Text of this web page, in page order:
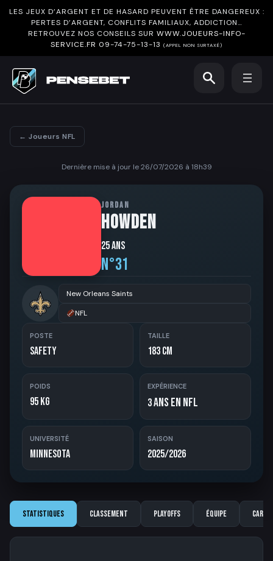
LES JEUX D’ARGENT ET DE HASARD PEUVENT ÊTRE DANGEREUX :
PERTES D’ARGENT, CONFLITS FAMILIAUX, ADDICTION…
RETROUVEZ NOS CONSEILS SUR WWW.JOUEURS-INFO-
SERVICE.FR 09-74-75-13-13 (APPEL NON SURTAXÉ)
← Joueurs NFL
Dernière mise à jour le 26/07/2026 à 18h39
JORDAN
HOWDEN
25 ans
N°31
New Orleans Saints
NFL
POSTE
Safety
TAILLE
183 cm
POIDS
95 kg
EXPÉRIENCE
3ans en NFL
UNIVERSITÉ
Minnesota
SAISON
2025/2026
Statistiques Classement Playoffs Équipe